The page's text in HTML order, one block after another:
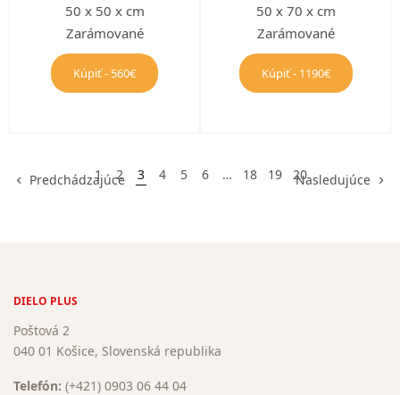
50 x 50 x cm
Zarámované
Kúpiť - 560€
50 x 70 x cm
Zarámované
Kúpiť - 1190€
Predchádzajúce
1 2 3 4 5 6 … 18 19 20
Nasledujúce
DIELO PLUS
Poštová 2
040 01 Košice, Slovenská republika
Telefón: (+421) 0903 06 44 04